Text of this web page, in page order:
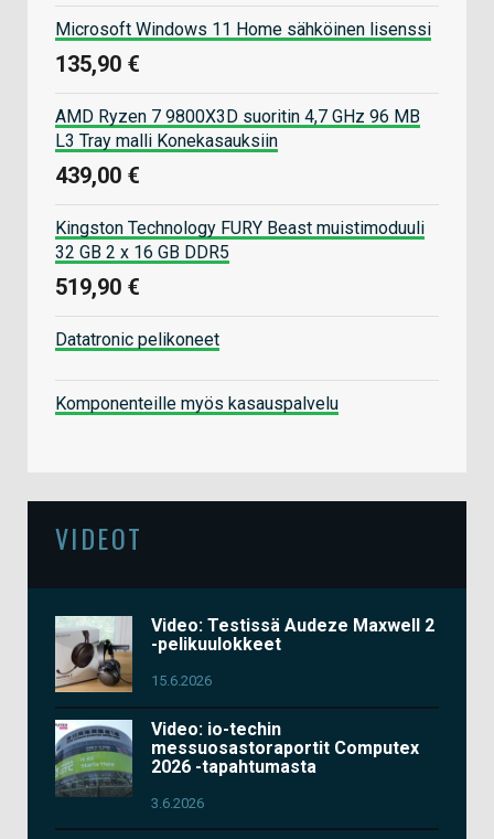
Microsoft Windows 11 Home sähköinen lisenssi
135,90 €
AMD Ryzen 7 9800X3D suoritin 4,7 GHz 96 MB
L3 Tray malli Konekasauksiin
439,00 €
Kingston Technology FURY Beast muistimoduuli
32 GB 2 x 16 GB DDR5
519,90 €
Datatronic pelikoneet
Komponenteille myös kasauspalvelu
VIDEOT
Video: Testissä Audeze Maxwell 2
-pelikuulokkeet
15.6.2026
Video: io-techin
messuosastoraportit Computex
2026 -tapahtumasta
3.6.2026